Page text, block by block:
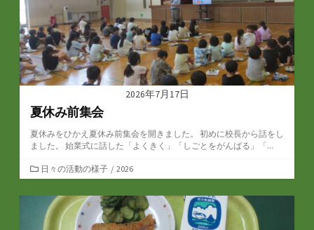
2026年7月17日
夏休み前集会
夏休みをひかえ夏休み前集会を開きました。 初めに校長から話をし
ました。 始業式に話した「よくきく」「しごとをがんばる」「...
カ
テ
ゴ
ー
日々の活動の様子 / 2026